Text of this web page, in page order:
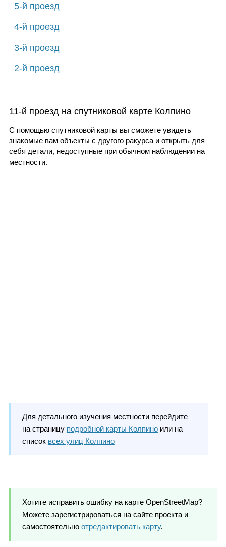
5-й проезд
4-й проезд
3-й проезд
2-й проезд
11-й проезд на спутниковой карте Колпино
С помощью спутниковой карты вы сможете увидеть
знакомые вам объекты с другого ракурса и открыть для
себя детали, недоступные при обычном наблюдении на
местности.
Для детального изучения местности перейдите
на страницу подробной карты Колпиноили на
список всех улиц Колпино
Хотите исправить ошибку на карте OpenStreetMap?
Можете зарегистрироваться на сайте проекта и
самостоятельно отредактировать карту.